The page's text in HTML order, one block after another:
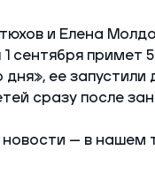
и Елена
сентября примет
ее
сразу после
— в нашем